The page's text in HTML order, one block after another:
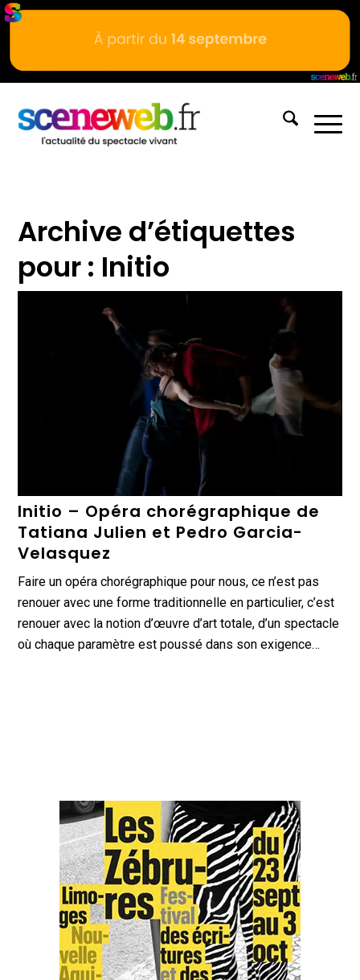
Archive d’étiquettes
pour : Initio
Initio – Opéra chorégraphique de
Tatiana Julien et Pedro Garcia-
Velasquez
Faire un opéra chorégraphique pour nous, ce n’est pas
renouer avec une forme traditionnelle en particulier, c’est
renouer avec la notion d’œuvre d’art totale, d’un spectacle
où chaque paramètre est poussé dans son exigence…